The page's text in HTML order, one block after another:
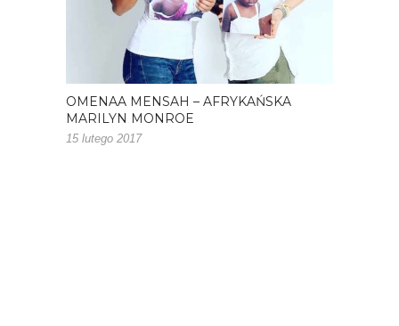
OMENAA MENSAH – AFRYKAŃSKA
MARILYN MONROE
15 lutego 2017